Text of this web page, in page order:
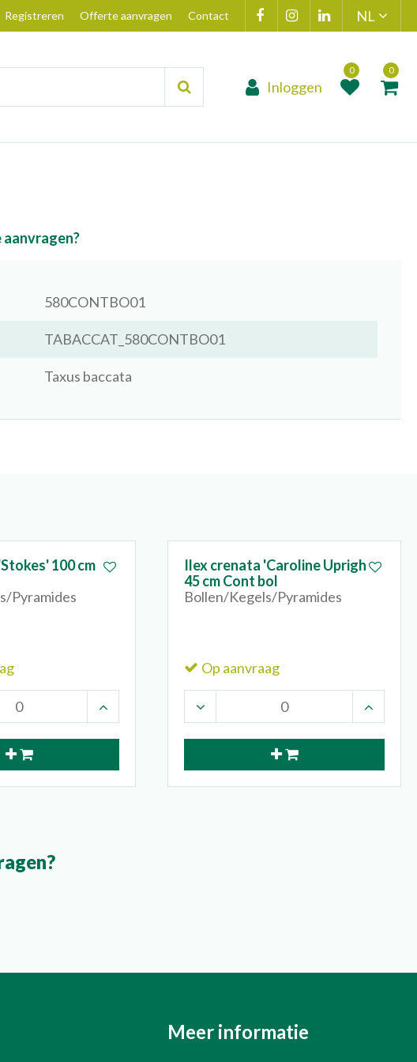
Registreren Offerte aanvragen Contact
Inloggen
580CONTBO01
TABACCAT_580CONTBO01
Taxus baccata
100 cm
Pyramides
Ilex crenata 'Caroline Upright'
45 cm Cont bol
Bollen/Kegels/Pyramides
Op aanvraag